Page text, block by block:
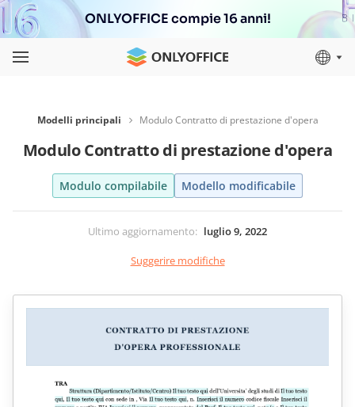
ONLYOFFICE compie 16 anni!
Modelli principali Modulo Contratto di prestazione d'opera
Modulo Contratto di prestazione d'opera
Modulo compilabile Modello modificabile
Ultimo aggiornamento: luglio 9, 2022
Suggerire modifiche